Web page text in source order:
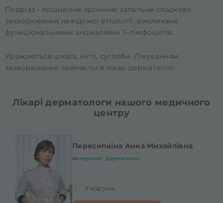
Псоріаз - поширене хронічне запальне спадкове
захворювання невідомої етіології, викликане
функціональними аномаліями Т-лімфоцитів.
Уражаються шкіра, нігті, суглоби. Лікуванням
захворювання займається лікар дерматолог.
Лікарі дерматологи нашого медичного
центру
Пересипкіна Анна Михайлівна
Венеролог,Дерматолог
9 відгуків